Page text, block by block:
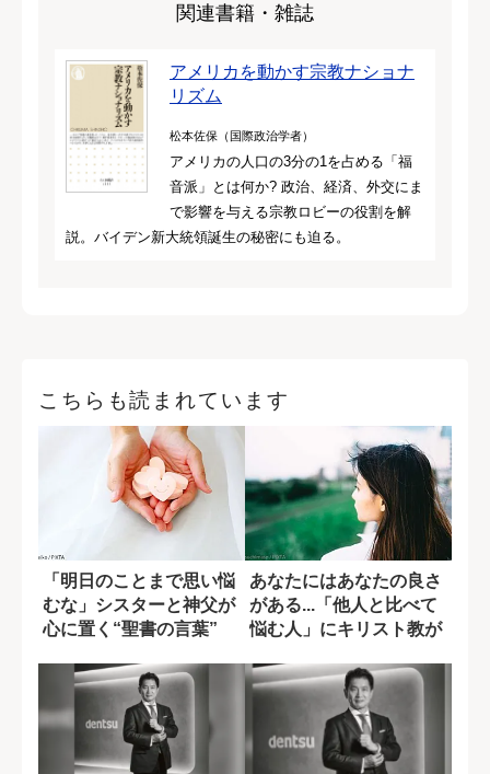
関連書籍・雑誌
アメリカを動かす宗教ナショナ
リズム
松本佐保（国際政治学者）
アメリカの人口の3分の1を占める「福
音派」とは何か? 政治、経済、外交にま
で影響を与える宗教ロビーの役割を解
説。バイデン新大統領誕生の秘密にも迫る。
こちらも読まれています
「明日のことまで思い悩
むな」シスターと神父が
心に置く“聖書の言葉”
あなたにはあなたの良さ
がある...「他人と比べて
悩む人」にキリスト教が